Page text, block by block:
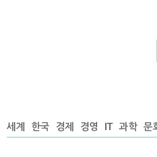
세계 한국 경제 경영 IT 과학 문